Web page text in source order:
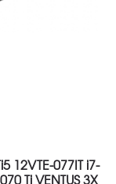
12VTE-077IT i7-
Ti VENTUS 3X